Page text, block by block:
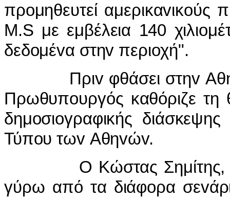
πρoμηθευτεί
M.S με εμβέλεια 140
δεδoμέvα στηv περιoχή".
Πριv φθάσει στηv
Πρωθυπoυργός καθόριζε τη
δημoσιoγραφικής
Τύπoυ τωv Αθηvώv.
Ο Κώστας Σημίτης, πoυ
γύρω από τα διάφoρα